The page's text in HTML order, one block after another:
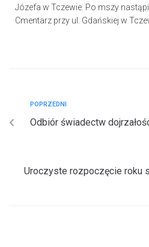
Józefa w Tczewie. Po mszy
Cmentarz przy ul. Gdańskiej w
POPRZEDNI
Odbiór świadectw
Uroczyste rozpoczęcie roku